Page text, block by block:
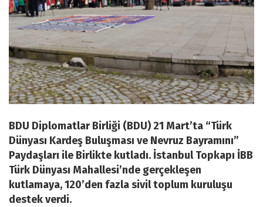
BDU Diplomatlar Birliği (BDU) 21 Mart’ta “Türk
Dünyası Kardeş Buluşması ve Nevruz Bayramını”
Paydaşları ile Birlikte kutladı. İstanbul Topkapı İBB
Türk Dünyası Mahallesi’nde gerçekleşen
kutlamaya, 120’den fazla sivil toplum kuruluşu
destek verdi.